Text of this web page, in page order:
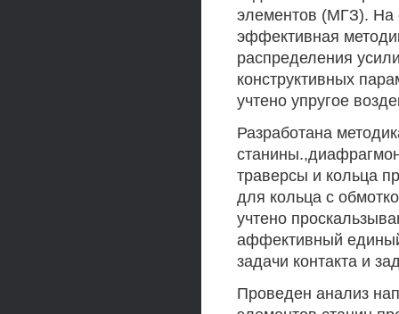
элементов (МГЗ). На
эффективная
распределения
конструктивных
учтено упругое
Разработана
траверсы и кольца
для кольца с
учтено
аффективный
задачи контакта и
Проведен анализ